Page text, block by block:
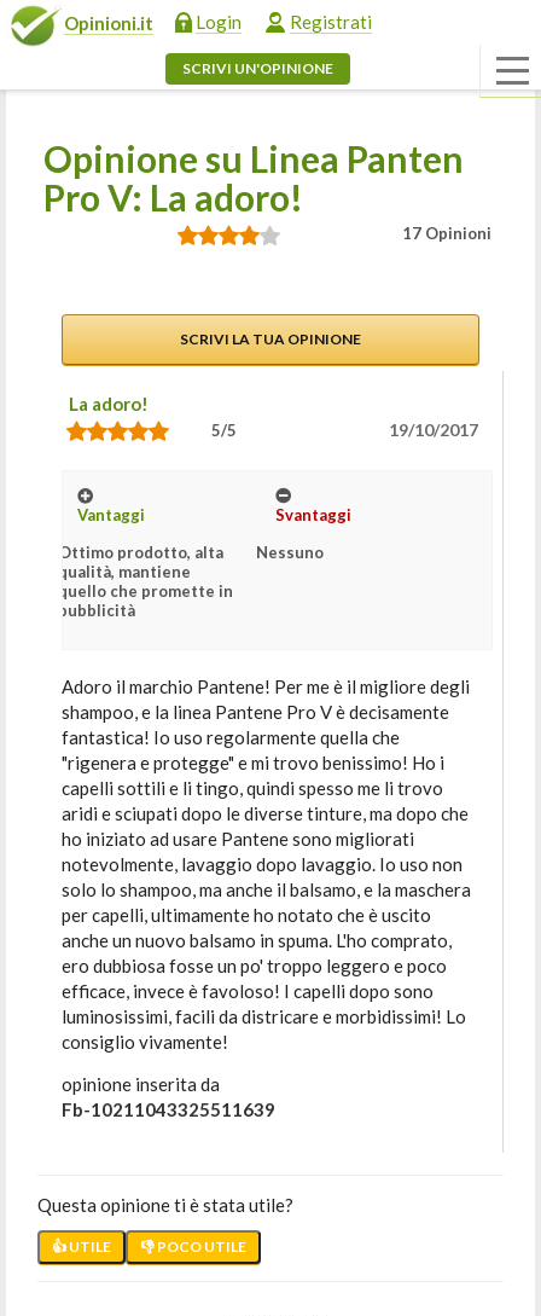
Opinioni.it Login Registrati
SCRIVI UN'OPINIONE
Opinione su Linea Panten
Pro V: La adoro!
17 Opinioni
SCRIVI LA TUA OPINIONE
La adoro!
5/5 19/10/2017
Vantaggi
Ottimo prodotto, alta
qualità, mantiene
quello che promette in
pubblicità
Svantaggi
Nessuno
Adoro il marchio Pantene! Per me è il migliore degli
shampoo, e la linea Pantene Pro V è decisamente
fantastica! Io uso regolarmente quella che
"rigenera e protegge" e mi trovo benissimo! Ho i
capelli sottili e li tingo, quindi spesso me li trovo
aridi e sciupati dopo le diverse tinture, ma dopo che
ho iniziato ad usare Pantene sono migliorati
notevolmente, lavaggio dopo lavaggio. Io uso non
solo lo shampoo, ma anche il balsamo, e la maschera
per capelli, ultimamente ho notato che è uscito
anche un nuovo balsamo in spuma. L'ho comprato,
ero dubbiosa fosse un po' troppo leggero e poco
efficace, invece è favoloso! I capelli dopo sono
luminosissimi, facili da districare e morbidissimi! Lo
consiglio vivamente!
opinione inserita da
Fb-10211043325511639
Questa opinione ti è stata utile?
👍 UTILE 👎 POCO UTILE